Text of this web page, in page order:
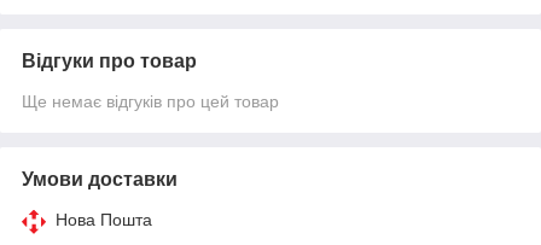
Відгуки про товар
Ще немає відгуків про цей товар
Умови доставки
Нова Пошта